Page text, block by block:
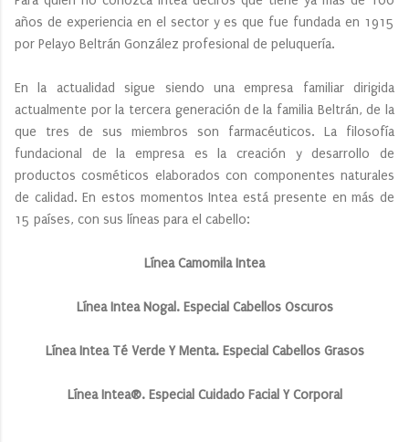
años de experiencia en el sector y es que fue fundada en 1915
por Pelayo Beltrán González profesional de peluquería.
En la actualidad sigue siendo una empresa familiar dirigida
actualmente por la tercera generación de la familia Beltrán, de la
que tres de sus miembros son farmacéuticos. La filosofía
fundacional de la empresa es la creación y desarrollo de
productos cosméticos elaborados con componentes naturales
de calidad. En estos momentos Intea está presente en más de
15 países, con sus líneas para el cabello:
Línea Camomila Intea
Línea Intea Nogal. Especial Cabellos Oscuros
Línea Intea Té Verde Y Menta. Especial Cabellos Grasos
Línea Intea®. Especial Cuidado Facial Y Corporal